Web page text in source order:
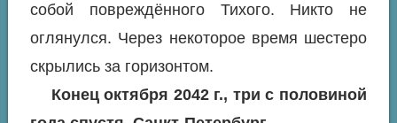
собой повреждённого Тихого. Никто не
оглянулся. Через некоторое время шестеро
скрылись за горизонтом.
Конец октября 2042 г., три с половиной